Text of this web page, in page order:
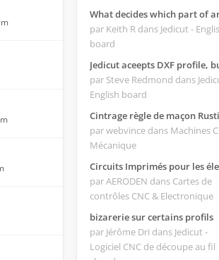
par Keith R dans Jedicut -
board
par Steve Redmond dans
English board
par webvince dans Machines
Mécanique
par AERODEN dans Cartes de
contrôles CNC & Electronique
bizarerie sur certains profils
par Jérôme Dri dans Jedicut -
Logiciel CNC de découpe au fil